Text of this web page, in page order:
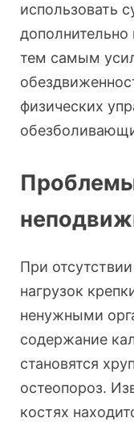
использовать
тем самым
физических
При
нагрузок
ненужными
содержание
становятся
остеопороз.
костях